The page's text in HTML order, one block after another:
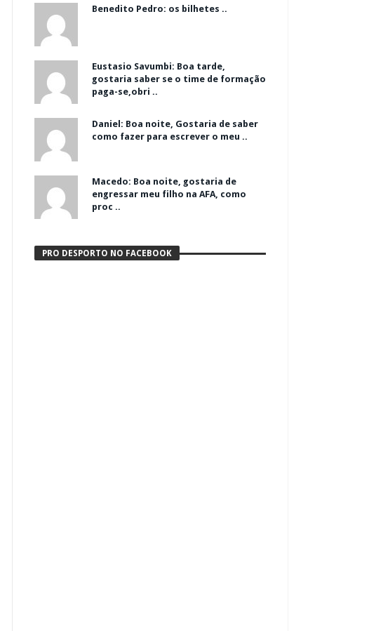
Benedito Pedro: os bilhetes ..
Eustasio Savumbi: Boa tarde,
gostaria saber se o time de formação
paga-se,obri ..
Daniel: Boa noite, Gostaria de saber
como fazer para escrever o meu ..
Macedo: Boa noite, gostaria de
engressar meu filho na AFA, como
proc ..
PRO DESPORTO NO FACEBOOK